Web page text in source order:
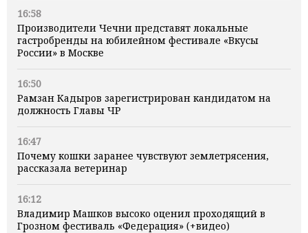
16:58
Производители Чечни представят локальные
гастробренды на юбилейном фестивале «Вкусы
России» в Москве
16:50
Рамзан Кадыров зарегистрирован кандидатом на
должность Главы ЧР
16:47
Почему кошки заранее чувствуют землетрясения,
рассказала ветеринар
16:12
Владимир Машков высоко оценил проходящий в
Грозном фестиваль «Федерация» (+видео)